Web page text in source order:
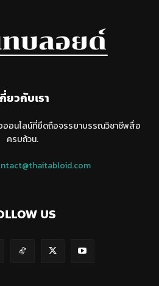
ยวกับเรา
ออนไลน์ที่ยึดถือจรรยาบรรณวิชาชีพสื่อ
ครบถ้วน.
US